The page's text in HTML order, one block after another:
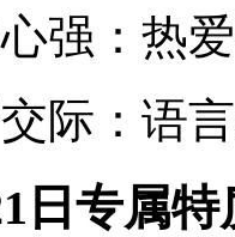
强：热
际：语
日专属特